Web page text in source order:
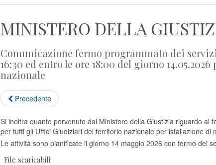
MINISTERO DELLA
Comunicazione fermo programmato dei
16:30 ed entro le ore 18:00 del giorno
nazionale
Precedente
Si inoltra quanto pervenuto dal Ministero della Giustizia riguardo al
per tutti gli Uffici Giudiziari del territorio nazionale per istallazione di
Le attività sono pianificate il giorno 14 maggio 2026 con fermo dei
File scaricabili: